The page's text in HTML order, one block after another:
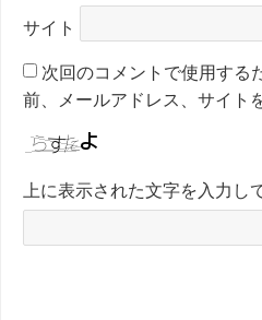
サイト
次回のコメントで使用する
前、メールアドレス、サイト
上に表示された文字を入力し